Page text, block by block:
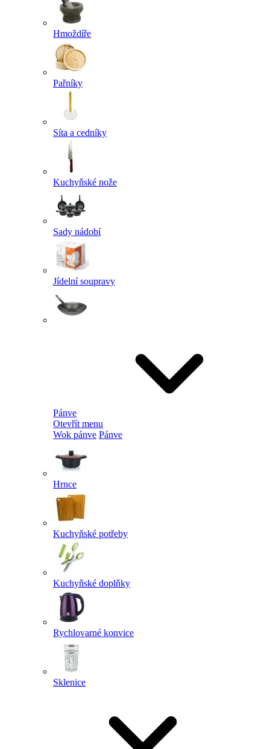
Hmoždíře
Pařníky
Síta a cedníky
Kuchyňské nože
Sady nádobí
Jídelní soupravy
Pánve
Otevřít menu
Wok pánve Pánve
Hrnce
Kuchyňské potřeby
Kuchyňské doplňky
Rychlovarné konvice
Sklenice